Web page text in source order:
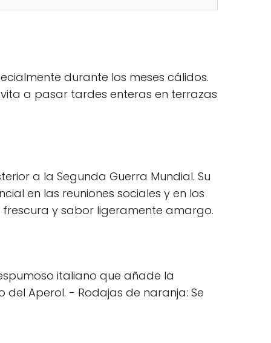
durante los meses cálidos.
a pasar tardes enteras en terrazas
a la Segunda Guerra Mundial. Su
en las reuniones sociales y en los
y sabor ligeramente amargo.
italiano que añade la
Aperol. - Rodajas de naranja: Se